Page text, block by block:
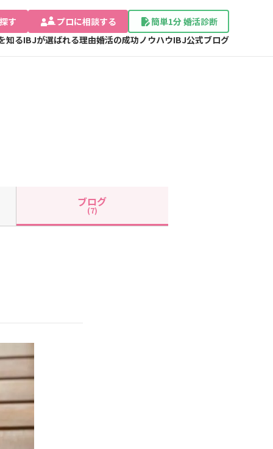
す プロに相談する
簡単1分 婚活診断
知るIBJが選ばれる理由婚活の成功ノウハウIBJ公式ブログ
ブログ
(7)